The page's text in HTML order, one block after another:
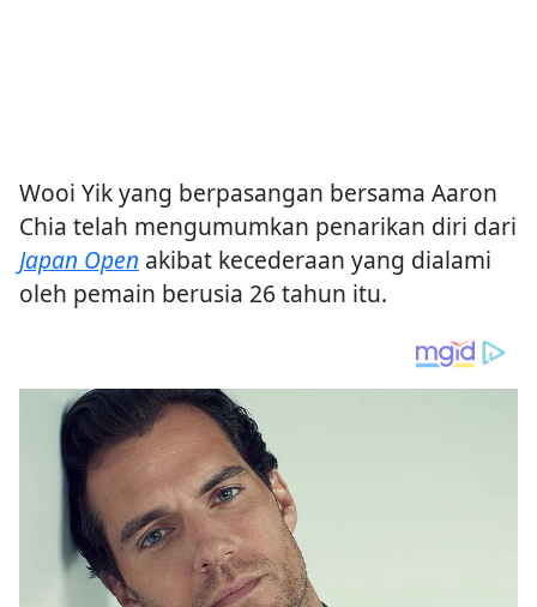
Wooi Yik yang berpasangan bersama Aaron
Chia telah mengumumkan penarikan diri dari
Japan Open akibat kecederaan yang dialami
oleh pemain berusia 26 tahun itu.